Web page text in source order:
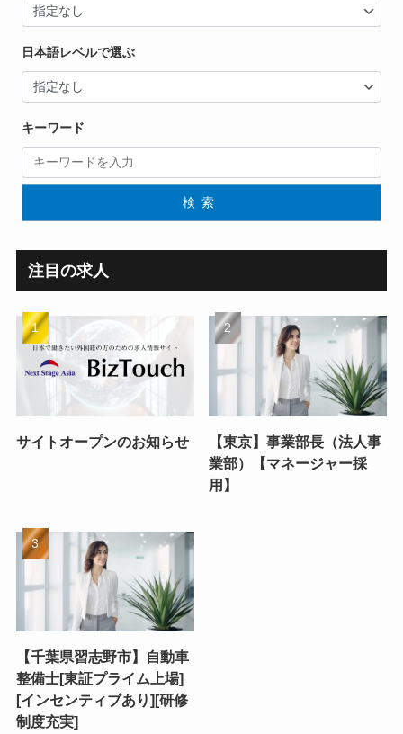
日本語レベルで選ぶ
キーワード
検索
注目の求人
サイトオープンのお知らせ
【東京】事業部長（法人事
業部）【マネージャー採
用】
【千葉県習志野市】自動車
整備士[東証プライム上場]
[インセンティブあり][研修
制度充実]